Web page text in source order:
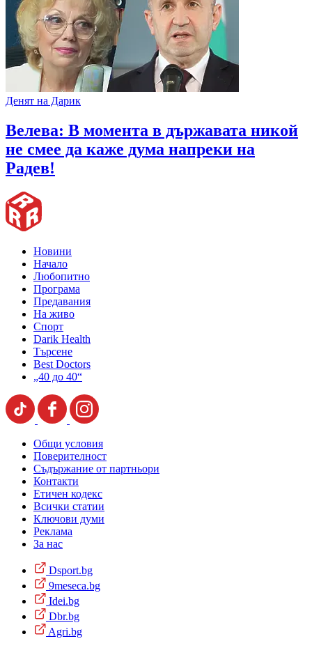
Денят на Дарик
Велева: В момента в държавата никой
не смее да каже дума напреки на
Радев!
Новини
Начало
Любопитно
Програма
Предавания
На живо
Спорт
Darik Health
Търсене
Best Doctors
„40 до 40“
Общи условия
Поверителност
Съдържание от партньори
Контакти
Етичен кодекс
Всички статии
Ключови думи
Реклама
За нас
Dsport.bg
9meseca.bg
Idei.bg
Dbr.bg
Agri.bg